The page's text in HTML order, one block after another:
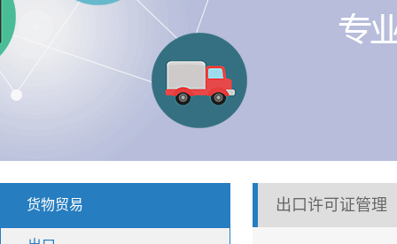
货物贸易 出口许可证管理